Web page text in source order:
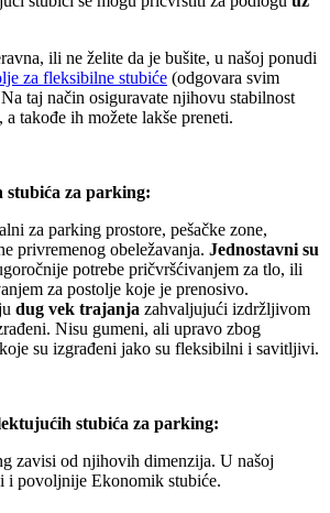
ili ne želite da je bušite, u našoj ponudi
za fleksibilne stubiće (odgovara svim
taj način osiguravate njihovu stabilnost
a takođe ih možete lakše preneti.
stubića za parking:
za parking prostore, pešačke zone,
privremenog obeležavanja. Jednostavni su
potrebe pričvršćivanjem za tlo, ili
za postolje koje je prenosivo.
dug vek trajanja zahvaljujući izdržljivom
Nisu gumeni, ali upravo zbog
su izgrađeni jako su fleksibilni i savitljivi.
stubića za parking:
zavisi od njihovih dimenzija. U našoj
i povoljnije Ekonomik stubiće.